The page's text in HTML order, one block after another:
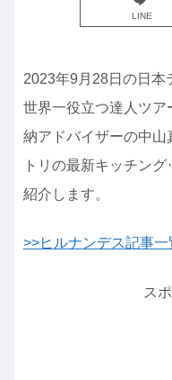
LINE
2023年9月28日の日本
世界一役立つ達人ツア
納アドバイザーの中山
トリの最新キッチン
紹介します。
>>ヒルナンデス記事一
ス